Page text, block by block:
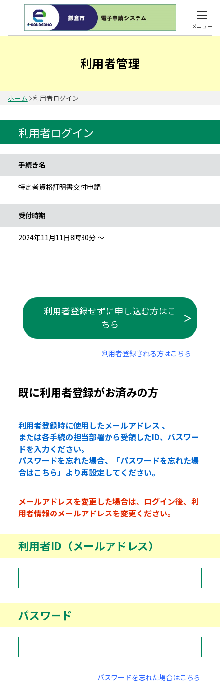
メニュー
利用者管理
ホーム 利用者ログイン
利用者ログイン
手続き名
特定者資格証明書交付申請
受付時期
2024年11月11日8時30分 ～
利用者登録せずに申し込む方はこ
ちら
利用者登録される方はこちら
既に利用者登録がお済みの方
利用者登録時に使用したメールアドレス 、
または各手続の担当部署から受領したID、パスワー
ドを入力ください。
パスワードを忘れた場合、「パスワードを忘れた場
合はこちら」より再設定してください。
メールアドレスを変更した場合は、ログイン後、利
用者情報のメールアドレスを変更ください。
利用者ID（メールアドレス）
パスワード
パスワードを忘れた場合はこちら